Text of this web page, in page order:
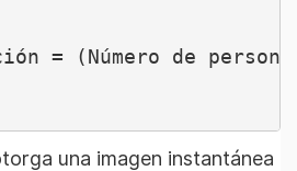
= (Número de
una imagen instantánea